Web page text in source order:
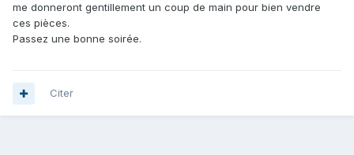
me donneront gentillement un coup de main pour bien vendre
ces pièces.
Passez une bonne soirée.
Citer